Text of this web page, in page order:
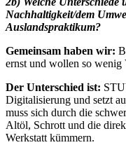
Nachhaltigkeit/dem
Auslandspraktikum?
Gemeinsam haben wir:
ernst und wollen so
Der Unterschied ist:
Digitalisierung und setzt
muss sich durch die
Altöl, Schrott und die
Werkstatt kümmern.